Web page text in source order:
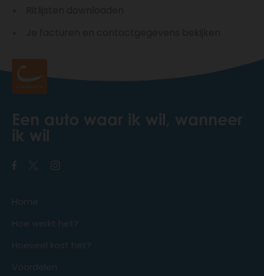
Een auto waar ik wil, wanneer
ik wil
Home
Hoe werkt het?
Hoeveel kost het?
Voordelen